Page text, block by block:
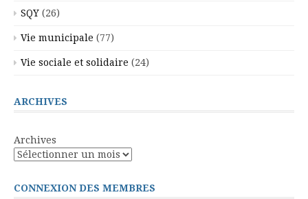
SQY (26)
Vie municipale (77)
Vie sociale et solidaire (24)
ARCHIVES
Archives
CONNEXION DES MEMBRES